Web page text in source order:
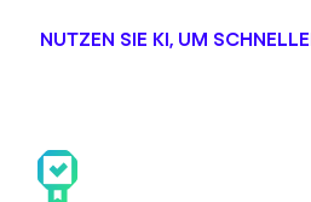
NUTZEN SIE KI, UM